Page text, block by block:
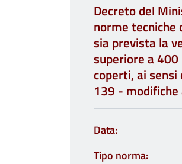
Decreto del
norme tecniche
sia prevista la
superiore a
coperti, ai
139 -
Data
Tipo norma